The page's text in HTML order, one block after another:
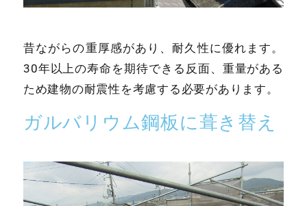
昔ながらの重厚感があり、耐久性に優れます。
30年以上の寿命を期待できる反面、重量がある
ため建物の耐震性を考慮する必要があります。
ガルバリウム鋼板に葺き替え